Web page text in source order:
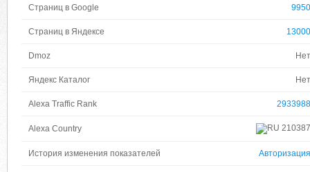
Страниц в Google 9950
Страниц в Яндексе 13000
Dmoz Нет
Яндекс Каталог Нет
Alexa Traffic Rank 2933988
Alexa Country 210387
История изменения показателей Авторизация